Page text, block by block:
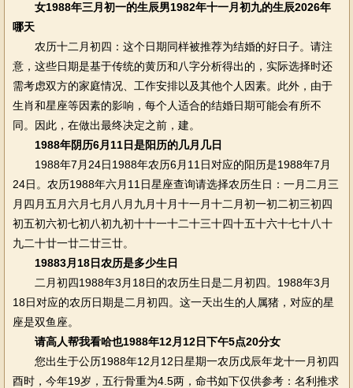
女1988年三月初一的生辰男1982年十一月初九的生辰2026年
哪天
农历十二月初四：这个日期同样被推荐为结婚的好日子。请注
意，这些日期是基于传统的黄历和八字分析得出的，实际选择时还
需考虑双方的家庭情况、工作安排以及其他个人因素。此外，由于
生肖和星座等因素的影响，每个人适合的结婚日期可能会有所不
同。因此，在做出最终决定之前，建。
1988年阴历6月11日是阳历的几月几日
1988年7月24日1988年农历6月11日对应的阳历是1988年7月
24日。农历1988年六月11日星座查询请选择农历生日：一月二月三
月四月五月六月七月八月九月十月十一月十二月初一初二初三初四
初五初六初七初八初九初十十一十二十三十四十五十六十七十八十
九二十廿一廿二廿三廿。
19883月18日农历是多少生日
二月初四1988年3月18日的农历生日是二月初四。1988年3月
18日对应的农历日期是二月初四。这一天出生的人属猪，对应的星
座是双鱼座。
请高人帮我看哈也1988年12月12日下午5点20分女
您出生于公历1988年12月12日星期一农历戊辰年龙十一月初四
酉时，今年19岁，五行骨重为4.5两，命书如下仅供参考：名利推求